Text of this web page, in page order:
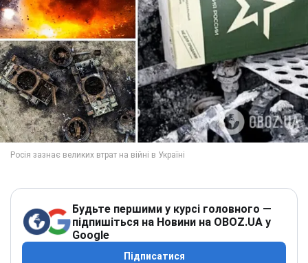
Будьте першими у курсі головного —
підпишіться на Новини на OBOZ.UA у
Google
Підписатися